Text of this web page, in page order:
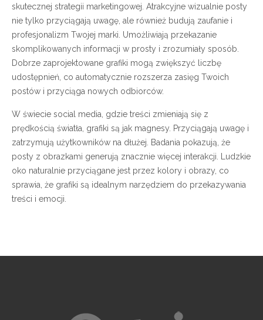
skutecznej strategii marketingowej. Atrakcyjne wizualnie posty
nie tylko przyciągają uwagę, ale również budują zaufanie i
profesjonalizm Twojej marki. Umożliwiają przekazanie
skomplikowanych informacji w prosty i zrozumiały sposób.
Dobrze zaprojektowane grafiki mogą zwiększyć liczbę
udostępnień, co automatycznie rozszerza zasięg Twoich
postów i przyciąga nowych odbiorców.
W świecie social media, gdzie treści zmieniają się z
prędkością światła, grafiki są jak magnesy. Przyciągają uwagę i
zatrzymują użytkowników na dłużej. Badania pokazują, że
posty z obrazkami generują znacznie więcej interakcji. Ludzkie
oko naturalnie przyciągane jest przez kolory i obrazy, co
sprawia, że grafiki są idealnym narzędziem do przekazywania
treści i emocji.